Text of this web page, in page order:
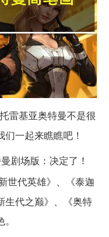
雷基亚奥特曼不是很
一起来瞧瞧吧！
剧场版：决定了！
世代英雄》、《泰迦
生代之巅》、《奥特